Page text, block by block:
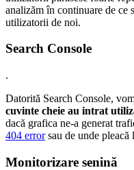
analizăm în continuare de ce
utilizatorii de noi.
Search Console
.
Datorită Search Console,
cuvinte cheie au intrat
dacă grafica ne-a generat
404 errorsau de unde pleacă
Monitorizare senină